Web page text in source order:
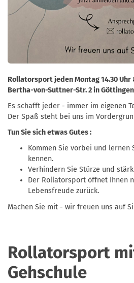
Rollatorsport jeden Montag 14.30 Uhr
Bertha-von-Suttner-Str. 2 in
Es schafft jeder - immer im eigenen
Der Spaß steht bei uns im
Tun Sie sich etwas Gutes :
Kommen Sie vorbei und lernen
kennen.
Verhindern Sie Stürze und
Der Rollatorsport öffnet Ihnen
Lebensfreude zurück.
Machen Sie mit - wir freuen uns auf
Rollatorsport
Gehschule